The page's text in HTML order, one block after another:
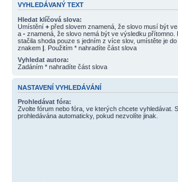
VYHLEDÁVANÝ TEXT
Hledat klíčová slova:
Umístění + před slovem znamená, že slovo musí být
a - znamená, že slovo nemá být ve výsledku přítomno.
stačila shoda pouze s jedním z více slov, umístěte je
znakem | . Použitím * nahradíte část slova
Vyhledat autora:
Zadáním * nahradíte část slova
NASTAVENÍ VYHLEDÁVÁNÍ
Prohledávat fóra:
Zvolte fórum nebo fóra, ve kterých chcete vyhledávat.
prohledávána automaticky, pokud nezvolíte jinak.